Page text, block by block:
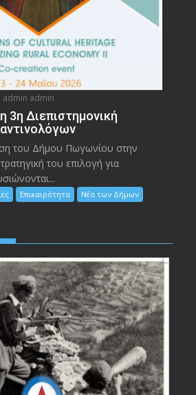
admin admin
3η Διεπιστημονική
του Δήμου Πωγωνίου στην
του επιλογή για
Επικαιρότητα Νέα των Δήμων